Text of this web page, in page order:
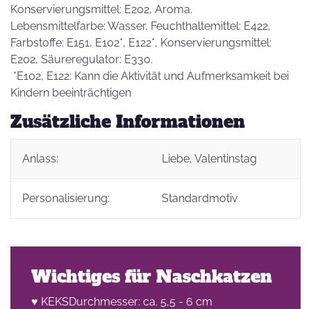
Konservierungsmittel: E202, Aroma.
Lebensmittelfarbe: Wasser, Feuchthaltemittel: E422,
Farbstoffe: E151, E102*, E122*, Konservierungsmittel:
E202, Säureregulator: E330.
*E102, E122: Kann die Aktivität und Aufmerksamkeit bei
Kindern beeinträchtigen
Zusätzliche Informationen
Anlass: Liebe, Valentinstag
Personalisierung: Standardmotiv
Wichtiges für Naschkatzen
♥ KEKSDurchmesser: ca. 5,5 - 6 cm